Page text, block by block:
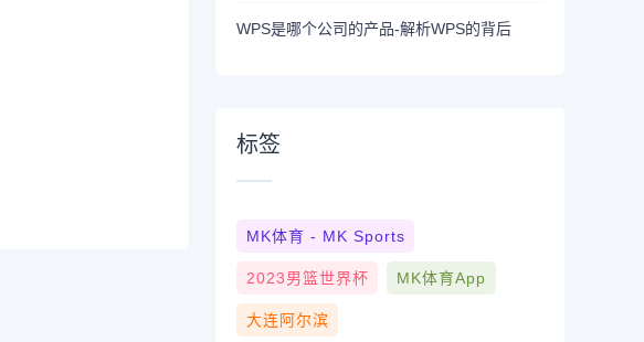
WPS是哪个公司的产品-解析WPS的背后
标签
MK体育 - MK Sports
2023男篮世界杯 MK体育App
大连阿尔滨